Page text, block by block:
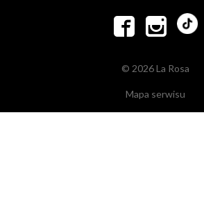
 
© 2026 La Rosa
Mapa serwisu